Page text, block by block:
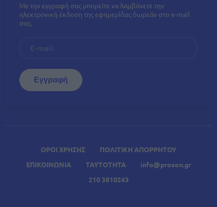
ΟΡΟΙ ΧΡΗΣΗΣ
ΠΟΛΙΤΙΚΗ ΑΠΟΡΡΗΤΟΥ
ΕΠΙΚΟΙΝΩΝΙΑ
ΤΑΥΤΟΤΗΤΑ
info@proson.gr
210 3810243
Με την εγγραφή σας μπορείτε να λαμβάνετε την
ηλεκτρονική έκδοση της εφημερίδας δωρεάν στο e-mail
σας.